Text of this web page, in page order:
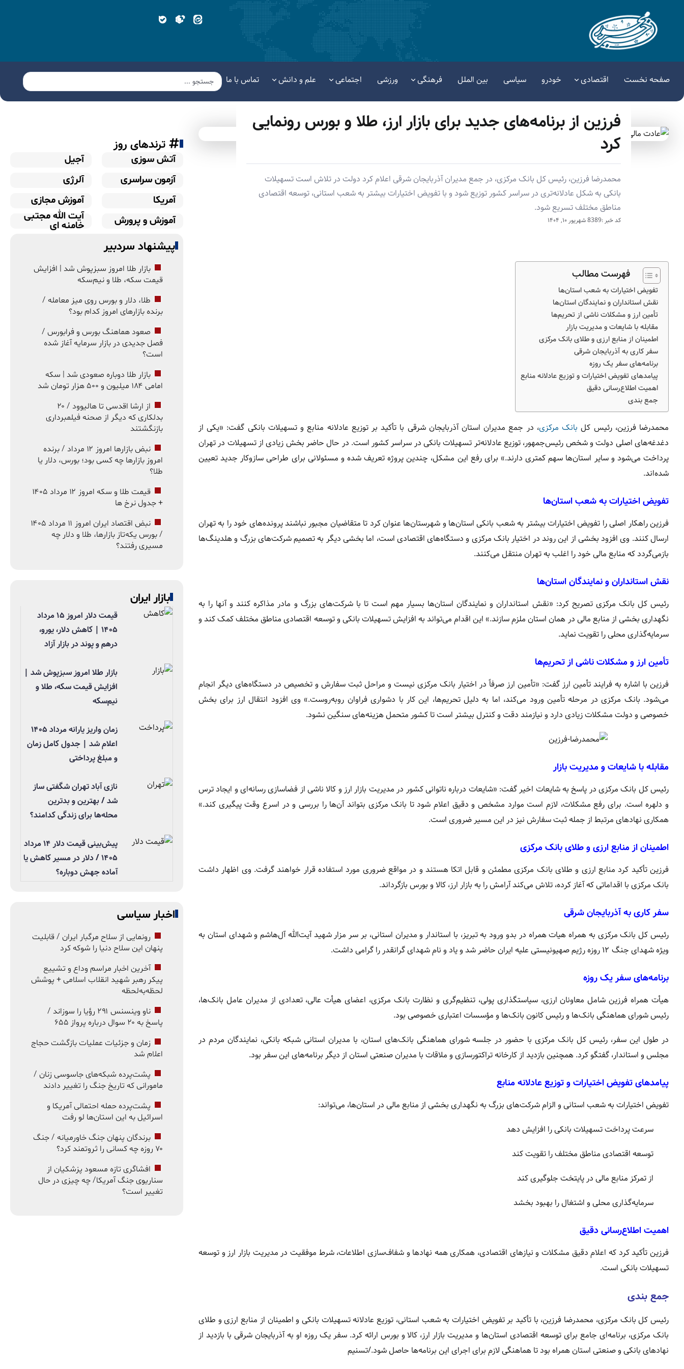
صفحه نخست اقتصادی خودرو سیاسی بین الملل فرهنگی ورزشی اجتماعی علم و دانش تماس با ما
فرزین از برنامه‌های جدید برای بازار ارز، طلا و بورس رونمایی
کرد
محمدرضا فرزین، رئیس کل بانک مرکزی، در جمع مدیران آذربایجان شرقی اعلام کرد دولت در تلاش است تسهیلات
بانکی به شکل عادلانه‌تری در سراسر کشور توزیع شود و با تفویض اختیارات بیشتر به شعب استانی، توسعه اقتصادی
مناطق مختلف تسریع شود.
کد خبر :8389 شهریور ۱۰, ۱۴۰۴
فهرست مطالب
تفویض اختیارات به شعب استان‌ها
نقش استانداران و نمایندگان استان‌ها
تأمین ارز و مشکلات ناشی از تحریم‌ها
مقابله با شایعات و مدیریت بازار
اطمینان از منابع ارزی و طلای بانک مرکزی
سفر کاری به آذربایجان شرقی
برنامه‌های سفر یک روزه
پیامدهای تفویض اختیارات و توزیع عادلانه منابع
اهمیت اطلاع‌رسانی دقیق
جمع بندی
محمدرضا فرزین، رئیس کلبانک مرکزی، در جمع مدیران استان آذربایجان شرقی با تأکید بر توزیع عادلانه منابع و تسهیلات بانکی گفت: «یکی از
دغدغه‌های اصلی دولت و شخص رئیس‌جمهور، توزیع عادلانه‌تر تسهیلات بانکی در سراسر کشور است. در حال حاضر بخش زیادی از تسهیلات در تهران
پرداخت می‌شود و سایر استان‌ها سهم کمتری دارند.» برای رفع این مشکل، چندین پروژه تعریف شده و مسئولانی برای طراحی سازوکار جدید تعیین
شده‌اند.
تفویض اختیارات به شعب استان‌ها
فرزین راهکار اصلی را تفویض اختیارات بیشتر به شعب بانکی استان‌ها و شهرستان‌ها عنوان کرد تا متقاضیان مجبور نباشند پرونده‌های خود را به تهران
ارسال کنند. وی افزود بخشی از این روند در اختیار بانک مرکزی و دستگاه‌های اقتصادی است، اما بخشی دیگر به تصمیم شرکت‌های بزرگ و هلدینگ‌ها
بازمی‌گردد که منابع مالی خود را اغلب به تهران منتقل می‌کنند.
نقش استانداران و نمایندگان استان‌ها
رئیس کل بانک مرکزی تصریح کرد: «نقش استانداران و نمایندگان استان‌ها بسیار مهم است تا با شرکت‌های بزرگ و مادر مذاکره کنند و آنها را به
نگهداری بخشی از منابع مالی در همان استان ملزم سازند.» این اقدام می‌تواند به افزایش تسهیلات بانکی و توسعه اقتصادی مناطق مختلف کمک کند و
سرمایه‌گذاری محلی را تقویت نماید.
تأمین ارز و مشکلات ناشی از تحریم‌ها
فرزین با اشاره به فرایند تأمین ارز گفت: «تأمین ارز صرفاً در اختیار بانک مرکزی نیست و مراحل ثبت سفارش و تخصیص در دستگاه‌های دیگر انجام
می‌شود. بانک مرکزی در مرحله تأمین ورود می‌کند، اما به دلیل تحریم‌ها، این کار با دشواری فراوان روبه‌روست.» وی افزود انتقال ارز برای بخش
خصوصی و دولت مشکلات زیادی دارد و نیازمند دقت و کنترل بیشتر است تا کشور متحمل هزینه‌های سنگین نشود.
مقابله با شایعات و مدیریت بازار
رئیس کل بانک مرکزی در پاسخ به شایعات اخیر گفت: «شایعات درباره ناتوانی کشور در مدیریت بازار ارز و کالا ناشی از فضاسازی رسانه‌ای و ایجاد ترس
و دلهره است. برای رفع مشکلات، لازم است موارد مشخص و دقیق اعلام شود تا بانک مرکزی بتواند آن‌ها را بررسی و در اسرع وقت پیگیری کند.»
همکاری نهادهای مرتبط از جمله ثبت سفارش نیز در این مسیر ضروری است.
اطمینان از منابع ارزی و طلای بانک مرکزی
فرزین تأکید کرد منابع ارزی و طلای بانک مرکزی مطمئن و قابل اتکا هستند و در مواقع ضروری مورد استفاده قرار خواهند گرفت. وی اظهار داشت
بانک مرکزی با اقداماتی که آغاز کرده، تلاش می‌کند آرامش را به بازار ارز، کالا و بورس بازگرداند.
سفر کاری به آذربایجان شرقی
رئیس کل بانک مرکزی به همراه هیات همراه در بدو ورود به تبریز، با استاندار و مدیران استانی، بر سر مزار شهید آیت‌الله آل‌هاشم و شهدای استان به
ویژه شهدای جنگ ۱۲ روزه رژیم صهیونیستی علیه ایران حاضر شد و یاد و نام شهدای گرانقدر را گرامی داشت.
برنامه‌های سفر یک روزه
هیأت همراه فرزین شامل معاونان ارزی، سیاستگذاری پولی، تنظیم‌گری و نظارت بانک مرکزی، اعضای هیأت عالی، تعدادی از مدیران عامل بانک‌ها،
رئیس شورای هماهنگی بانک‌ها و رئیس کانون بانک‌ها و مؤسسات اعتباری خصوصی بود.
در طول این سفر، رئیس کل بانک مرکزی با حضور در جلسه شورای هماهنگی بانک‌های استان، با مدیران استانی شبکه بانکی، نمایندگان مردم در
مجلس و استاندار، گفتگو کرد. همچنین بازدید از کارخانه تراکتورسازی و ملاقات با مدیران صنعتی استان از دیگر برنامه‌های این سفر بود.
پیامدهای تفویض اختیارات و توزیع عادلانه منابع
تفویض اختیارات به شعب استانی و الزام شرکت‌های بزرگ به نگهداری بخشی از منابع مالی در استان‌ها، می‌تواند:
سرعت پرداخت تسهیلات بانکی را افزایش دهد
توسعه اقتصادی مناطق مختلف را تقویت کند
از تمرکز منابع مالی در پایتخت جلوگیری کند
سرمایه‌گذاری محلی و اشتغال را بهبود بخشد
اهمیت اطلاع‌رسانی دقیق
فرزین تأکید کرد که اعلام دقیق مشکلات و نیازهای اقتصادی، همکاری همه نهادها و شفاف‌سازی اطلاعات، شرط موفقیت در مدیریت بازار ارز و توسعه
تسهیلات بانکی است.
جمع بندی
رئیس کل بانک مرکزی، محمدرضا فرزین، با تأکید بر تفویض اختیارات به شعب استانی، توزیع عادلانه تسهیلات بانکی و اطمینان از منابع ارزی و طلای
بانک مرکزی، برنامه‌ای جامع برای توسعه اقتصادی استان‌ها و مدیریت بازار ارز، کالا و بورس ارائه کرد. سفر یک روزه او به آذربایجان شرقی با بازدید از
نهادهای بانکی و صنعتی استان همراه بود تا هماهنگی لازم برای اجرای این برنامه‌ها حاصل شود./تسنیم
ترندهای روز
آتش سوزی
آجیل
آزمون سراسری
آلرژی
آمریکا
آموزش مجازی
آموزش و پرورش
آیت الله مجتبی
خامنه ای
پیشنهاد سردبیر
بازار طلا امروز سبزپوش شد | افزایش
قیمت سکه، طلا و نیم‌سکه
طلا، دلار و بورس روی میز معامله /
برنده بازارهای امروز کدام بود؟
صعود هماهنگ بورس و فرابورس /
فصل جدیدی در بازار سرمایه آغاز شده
است؟
بازار طلا دوباره صعودی شد | سکه
امامی ۱۸۴ میلیون و ۵۰۰ هزار تومان شد
از ارشا اقدسی تا هالیوود / ۲۰
بدلکاری که دیگر از صحنه فیلمبرداری
بازنگشتند
نبض بازارها امروز ۱۲ مرداد / برنده
امروز بازارها چه کسی بود؛ بورس، دلار یا
طلا؟
قیمت طلا و سکه امروز ۱۲ مرداد ۱۴۰۵
+ جدول نرخ ها
نبض اقتصاد ایران امروز ۱۱ مرداد ۱۴۰۵
/ بورس یکه‌تاز بازارها، طلا و دلار چه
مسیری رفتند؟
بازار ایران
قیمت دلار امروز ۱۵ مرداد
۱۴۰۵ | کاهش دلار، یورو،
درهم و پوند در بازار آزاد
بازار طلا امروز سبزپوش شد |
افزایش قیمت سکه، طلا و
نیم‌سکه
زمان واریز یارانه مرداد ۱۴۰۵
اعلام شد | جدول کامل زمان
و مبلغ پرداختی
نازی آباد تهران شگفتی ساز
شد / بهترین و بدترین
محله‌ها برای زندگی کدامند؟
پیش‌بینی قیمت دلار ۱۴ مرداد
۱۴۰۵ / دلار در مسیر کاهش یا
آماده جهش دوباره؟
اخبار سیاسی
رونمایی از سلاح مرگبار ایران / قابلیت
پنهان این سلاح دنیا را شوکه کرد
آخرین اخبار مراسم وداع و تشییع
پیکر رهبر شهید انقلاب اسلامی + پوشش
لحظه‌به‌لحظه
ناو وینسنس ۲۹۱ رؤیا را سوزاند /
پاسخ به ۲۰ سوال درباره پرواز ۶۵۵
زمان و جزئیات عملیات بازگشت حجاج
اعلام شد
پشت‌پرده شبکه‌های جاسوسی زنان /
مامورانی که تاریخ جنگ را تغییر دادند
پشت‌پرده حمله احتمالی آمریکا و
اسرائیل به این استان‌ها لو رفت
برندگان پنهان جنگ خاورمیانه / جنگ
۷۰ روزه چه کسانی را ثروتمند کرد؟
افشاگری تازه مسعود پزشکیان از
سناریوی جنگ آمریکا/ چه چیزی در حال
تغییر است؟